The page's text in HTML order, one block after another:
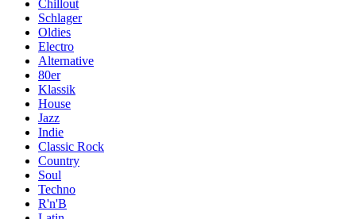
Chillout
Schlager
Oldies
Electro
Alternative
80er
Klassik
House
Jazz
Indie
Classic Rock
Country
Soul
Techno
R'n'B